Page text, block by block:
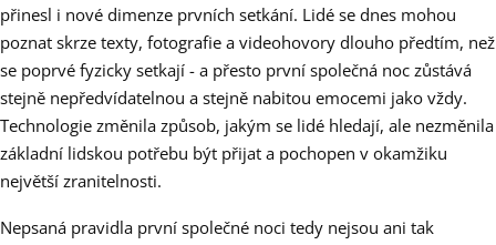
přinesl i nové dimenze prvních setkání. Lidé se dnes mohou
poznat skrze texty, fotografie a videohovory dlouho předtím, než
se poprvé fyzicky setkají - a přesto první společná noc zůstává
stejně nepředvídatelnou a stejně nabitou emocemi jako vždy.
Technologie změnila způsob, jakým se lidé hledají, ale nezměnila
základní lidskou potřebu být přijat a pochopen v okamžiku
největší zranitelnosti.
Nepsaná pravidla první společné noci tedy nejsou ani tak